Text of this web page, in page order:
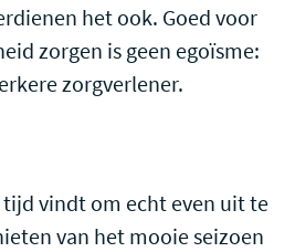
het ook. Goed voor
zorgen is geen egoïsme:
zorgverlener.
tijd vindt om echt even uit te
van het mooie seizoen